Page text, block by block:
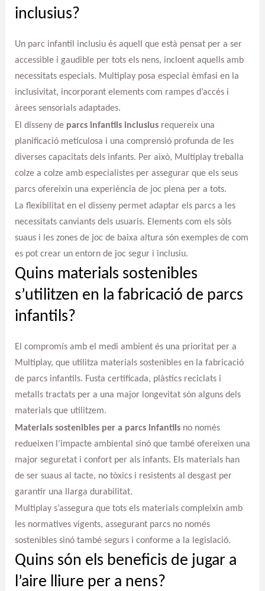
inclusius?
Un parc infantil inclusiu és aquell que està pensat per a ser
accessible i gaudible per tots els nens, incloent aquells amb
necessitats especials. Multiplay posa especial èmfasi en la
inclusivitat, incorporant elements com rampes d’accés i
àrees sensorials adaptades.
El disseny de parcs infantils inclusiusrequereix una
planificació meticulosa i una comprensió profunda de les
diverses capacitats dels infants. Per això, Multiplay treballa
colze a colze amb especialistes per assegurar que els seus
parcs ofereixin una experiència de joc plena per a tots.
La flexibilitat en el disseny permet adaptar els parcs a les
necessitats canviants dels usuaris. Elements com els sòls
suaus i les zones de joc de baixa altura són exemples de com
es pot crear un entorn de joc segur i inclusiu.
Quins materials sostenibles
s’utilitzen en la fabricació de parcs
infantils?
El compromís amb el medi ambient és una prioritat per a
Multiplay, que utilitza materials sostenibles en la fabricació
de parcs infantils. Fusta certificada, plàstics reciclats i
metalls tractats per a una major longevitat són alguns dels
materials que utilitzem.
Materials sostenibles per a parcs infantilsno només
redueixen l’impacte ambiental sinó que també ofereixen una
major seguretat i confort per als infants. Els materials han
de ser suaus al tacte, no tòxics i resistents al desgast per
garantir una llarga durabilitat.
Multiplay s’assegura que tots els materials compleixin amb
les normatives vigents, assegurant parcs no només
sostenibles sinó també segurs i conforme a la legislació.
Quins són els beneficis de jugar a
l’aire lliure per a nens?